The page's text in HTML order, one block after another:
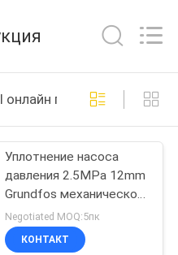
производство
Уплотнение насоса
давления 2.5MPa 12mm
Grundfos механическое
сварило вращать
Negotiated MOQ:5пк
КОНТАКТ